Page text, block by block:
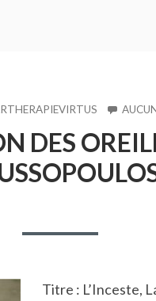
DES
Titre : L’Inceste,